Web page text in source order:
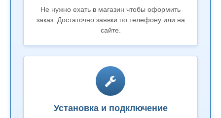
Не нужно ехать в магазин чтобы оформить
заказ. Достаточно заявки по телефону или на
сайте.
Установка и подключение